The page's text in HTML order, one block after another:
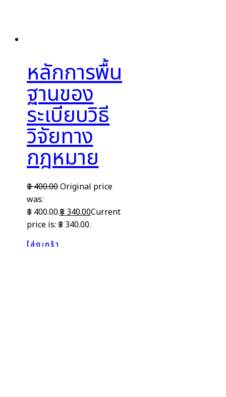
หลักการพื้น
ฐานของ
ระเบียบวิธี
วิจัยทาง
กฎหมาย
฿400.00Original price
was:
฿ 400.00.฿340.00Current
price is: ฿ 340.00.
ใส่ตะกร้า